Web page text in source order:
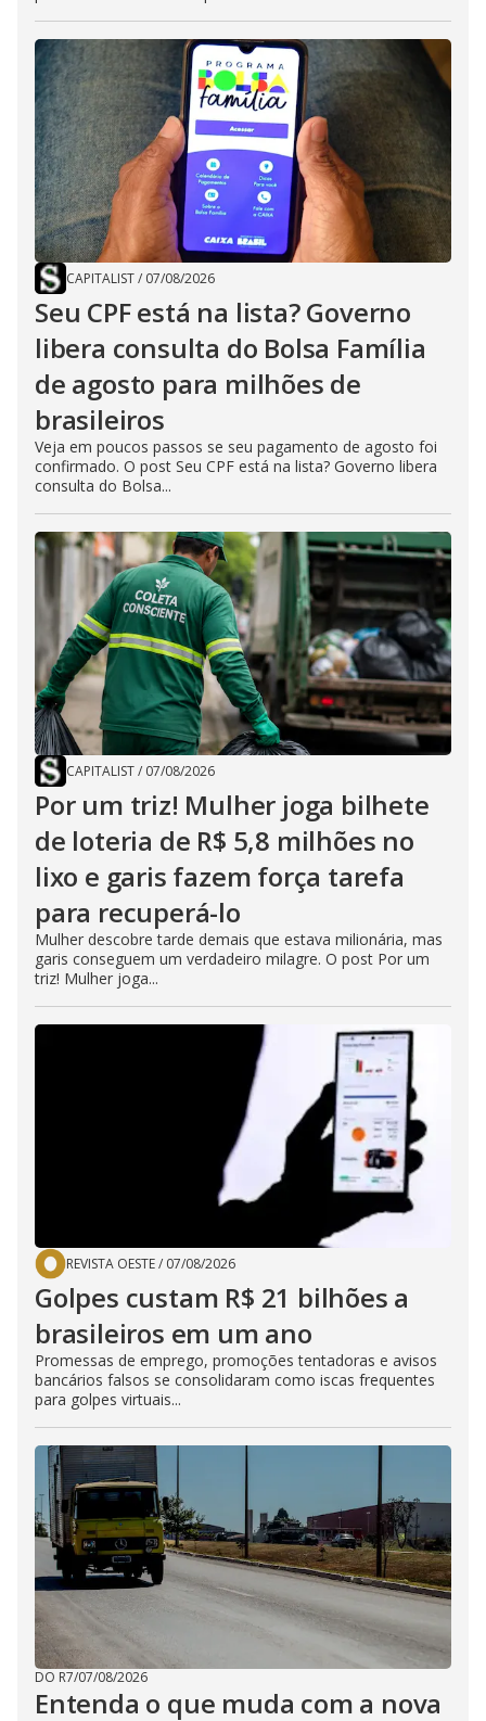
CAPITALIST/ 07/08/2026
Seu CPF está na lista? Governo
libera consulta do Bolsa Família
de agosto para milhões de
brasileiros
Veja em poucos passos se seu pagamento de agosto foi
confirmado. O post Seu CPF está na lista? Governo libera
consulta do Bolsa...
CAPITALIST/ 07/08/2026
Por um triz! Mulher joga bilhete
de loteria de R$ 5,8 milhões no
lixo e garis fazem força tarefa
para recuperá-lo
Mulher descobre tarde demais que estava milionária, mas
garis conseguem um verdadeiro milagre. O post Por um
triz! Mulher joga...
REVISTA OESTE/ 07/08/2026
Golpes custam R$ 21 bilhões a
brasileiros em um ano
Promessas de emprego, promoções tentadoras e avisos
bancários falsos se consolidaram como iscas frequentes
para golpes virtuais...
DO R7/07/08/2026
Entenda o que muda com a nova